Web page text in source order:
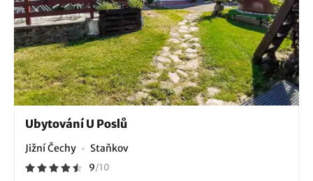
Ubytování U Poslů
Jižní Čechy Staňkov
9/10